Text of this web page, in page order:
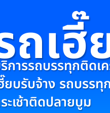
ถเฮี๊
การรถบรรทุกติดเ
ยบรับจ้าง รถบรรทุ
ะเช้าติดปลายบูม